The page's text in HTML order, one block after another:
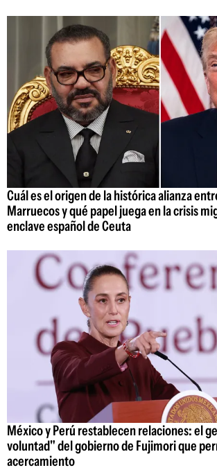
Cuál es el origen de la histórica alianza
Marruecos y qué papel juega en la crisis
enclave español de Ceuta
México y Perú restablecen relaciones: el
voluntad" del gobierno de Fujimori que
acercamiento